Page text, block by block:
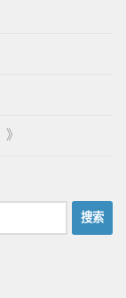
》